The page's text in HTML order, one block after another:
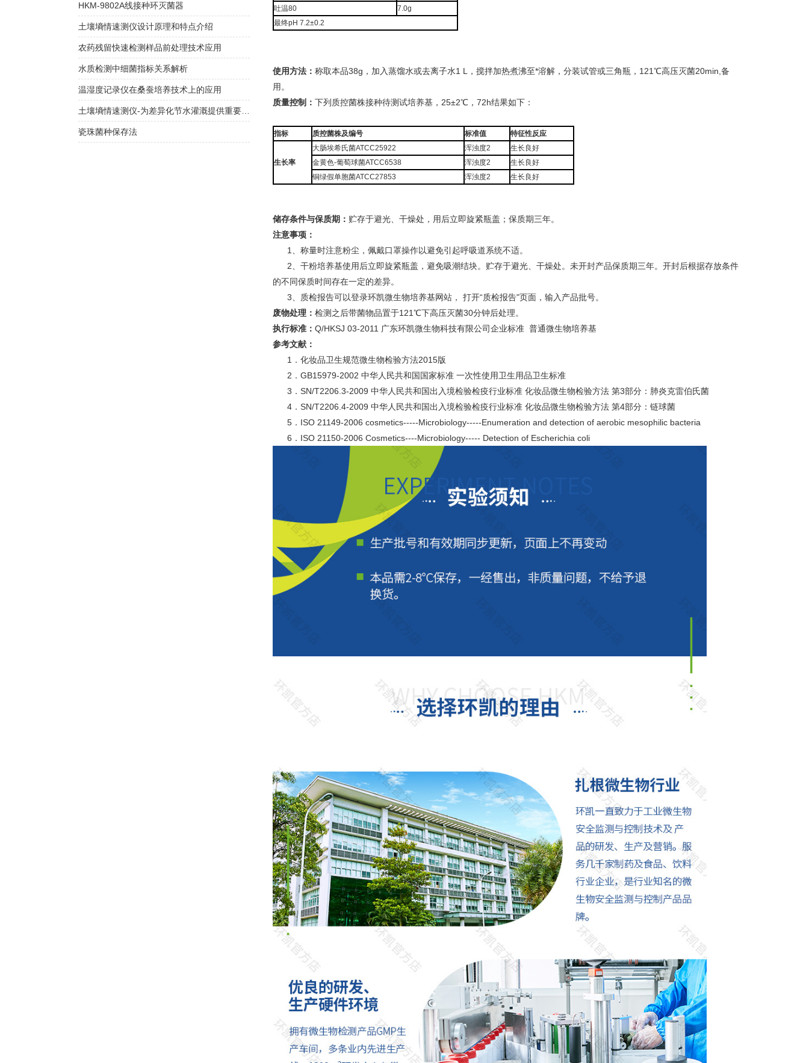
吐温80
7.0g
最终pH 7.2±0.2
使用方法： 称取本品38g，加入蒸馏水或去离子水1 L，搅拌加热煮沸至*溶解，分装试管或三角瓶，121℃高压灭菌20min,备
用。
质量控制： 下列质控菌株接种待测试培养基，25±2℃，72h结果如下：
指标 质控菌株及编号 标准值 特征性反应
生长率
大肠埃希氏菌ATCC25922 浑浊度2
生长良好
金黄色-葡萄球菌ATCC6538
浑浊度2
生长良好
铜绿假单胞菌ATCC27853
浑浊度2 生长良好
储存条件与保质期： 贮存于避光、干燥处，用后立即旋紧瓶盖；保质期三年。
注意事项：
1、称量时注意粉尘，佩戴口罩操作以避免引起呼吸道系统不适。
2、干粉培养基使用后立即旋紧瓶盖，避免吸潮结块。贮存于避光、干燥处。未开封产品保质期三年。开封后根据存放条件
的不同保质时间存在一定的差异。
3、质检报告可以登录环凯微生物培养基网站， 打开“质检报告"页面，输入产品批号。
废物处理： 检测之后带菌物品置于121℃下高压灭菌30分钟后处理。
执行标准： Q/HKSJ 03-2011 广东环凯微生物科技有限公司企业标准 普通微生物培养基
参考文献：
1．化妆品卫生规范微生物检验方法2015版
2．GB15979-2002 中华人民共和国国家标准 一次性使用卫生用品卫生标准
3．SN/T2206.3-2009 中华人民共和国出入境检验检疫行业标准 化妆品微生物检验方法 第3部分：肺炎克雷伯氏菌
4．SN/T2206.4-2009 中华人民共和国出入境检验检疫行业标准 化妆品微生物检验方法 第4部分：链球菌
5．ISO 21149-2006 cosmetics-----Microbiology-----Enumeration and detection of aerobic mesophilic bacteria
6．ISO 21150-2006 Cosmetics----Microbiology----- Detection of Escherichia coli
HKM-9802A线接种环灭菌器
土壤墒情速测仪设计原理和特点介绍
农药残留快速检测样品前处理技术应用
水质检测中细菌指标关系解析
温湿度记录仪在桑蚕培养技术上的应用
土壤墒情速测仪-为差异化节水灌溉提供重要依据
瓷珠菌种保存法